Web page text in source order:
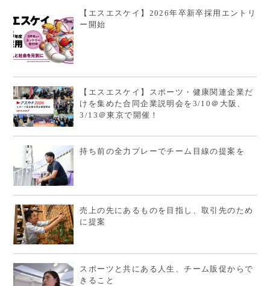
【エスエスケイ】2026年卒新卒採用エントリ
ー開始
【エスエスケイ】スポーツ・健康関連企業だ
けを集めた合同企業説明会を3/10＠大阪、
3/13＠東京で開催！
持ち前の全力プレーでチーム目線の提案を
売上の先にあるものを目指し、取引先のため
に提案
スポーツと共にある人生、チーム販促からで
きること